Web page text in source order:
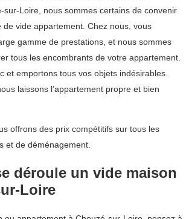
sur-Loire, nous sommes certains de convenir
de vide appartement. Chez nous, vous
gamme de prestations, et nous sommes
tous les encombrants de votre appartement.
et emportons tous vos objets indésirables.
laissons l’appartement propre et bien
offrons des prix compétitifs sur tous les
et de déménagement.
déroule un vide maison
Loire